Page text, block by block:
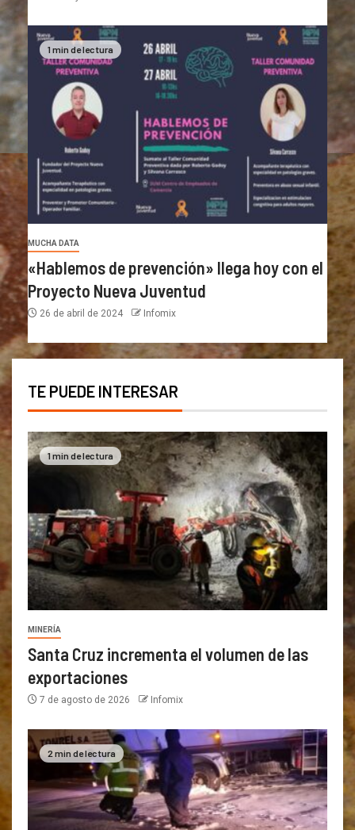
1 min de lectura
MUCHA DATA
«Hablemos de prevención» llega hoy con el
Proyecto Nueva Juventud
26 de abril de 2024 Infomix
TE PUEDE INTERESAR
1 min de lectura
MINERÍA
Santa Cruz incrementa el volumen de las
exportaciones
7 de agosto de 2026 Infomix
2 min de lectura